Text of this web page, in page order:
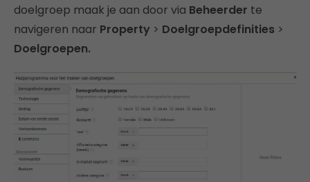
doelgroep maak je aan door via Beheerder te
navigeren naar Property > Doelgroepdefinities >
Doelgroepen.